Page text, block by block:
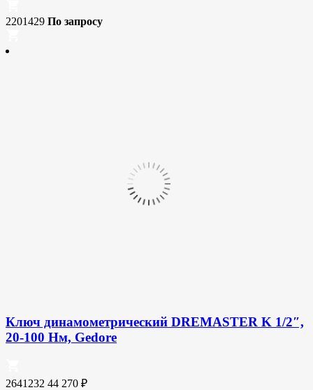
2201429 По запросу
Ключ динамометрический DREMASTER K 1/2″,
20-100 Нм, Gedore
2641232 44 270 ₽